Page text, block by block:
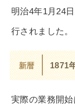
明治4年1月24
行されました。
新暦 1871
実際の業務開